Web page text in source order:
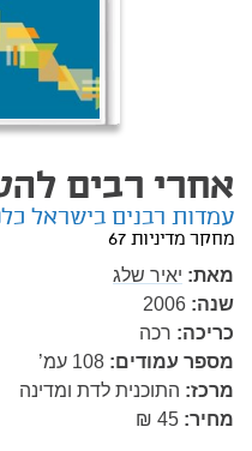
אחרי רבים
עמדות רבנים בישראל
מחקר מדיניות 67
מאת: יאיר שלג
שנה: 2006
כריכה: רכה
מספר עמודים: 108 עמ’
מרכז: התוכנית לדת ומדינה
מחיר: